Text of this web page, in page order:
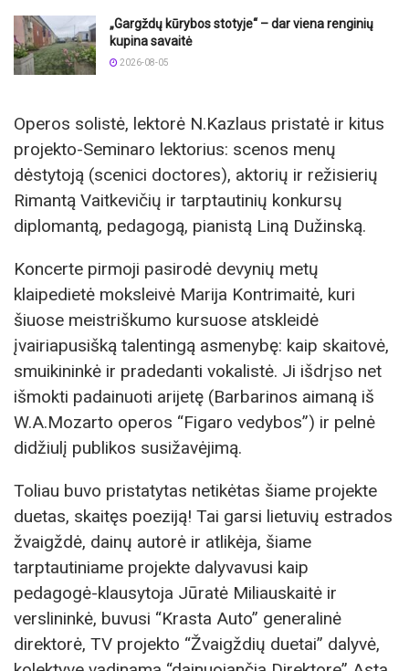
„Gargždų kūrybos stotyje“ – dar viena renginių
kupina savaitė
2026-08-05
Operos solistė, lektorė N.Kazlaus pristatė ir kitus
projekto-Seminaro lektorius: scenos menų
dėstytoją (scenici doctores), aktorių ir režisierių
Rimantą Vaitkevičių ir tarptautinių konkursų
diplomantą, pedagogą, pianistą Liną Dužinską.
Koncerte pirmoji pasirodė devynių metų
klaipedietė moksleivė Marija Kontrimaitė, kuri
šiuose meistriškumo kursuose atskleidė
įvairiapusišką talentingą asmenybę: kaip skaitovė,
smuikininkė ir pradedanti vokalistė. Ji išdrįso net
išmokti padainuoti arijetę (Barbarinos aimaną iš
W.A.Mozarto operos “Figaro vedybos”) ir pelnė
didžiulį publikos susižavėjimą.
Toliau buvo pristatytas netikėtas šiame projekte
duetas, skaitęs poeziją! Tai garsi lietuvių estrados
žvaigždė, dainų autorė ir atlikėja, šiame
tarptautiniame projekte dalyvavusi kaip
pedagogė-klausytoja Jūratė Miliauskaitė ir
verslininkė, buvusi “Krasta Auto” generalinė
direktorė, TV projekto “Žvaigždių duetai” dalyvė,